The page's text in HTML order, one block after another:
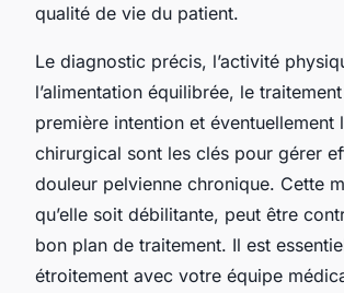
qualité de vie du patient.
Le diagnostic précis, l’activité
l’alimentation équilibrée, le
première intention et éventuellement
chirurgical sont les clés pour gérer
douleur pelvienne chronique. Cette
qu’elle soit débilitante, peut être
bon plan de traitement. Il est
étroitement avec votre équipe